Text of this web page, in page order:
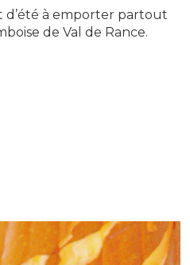
d’été à emporter partout
de Val de Rance.